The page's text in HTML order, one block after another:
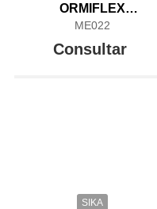
ORMIFLEX
GEOTEXTIL...
ME022
Consultar
SIKA